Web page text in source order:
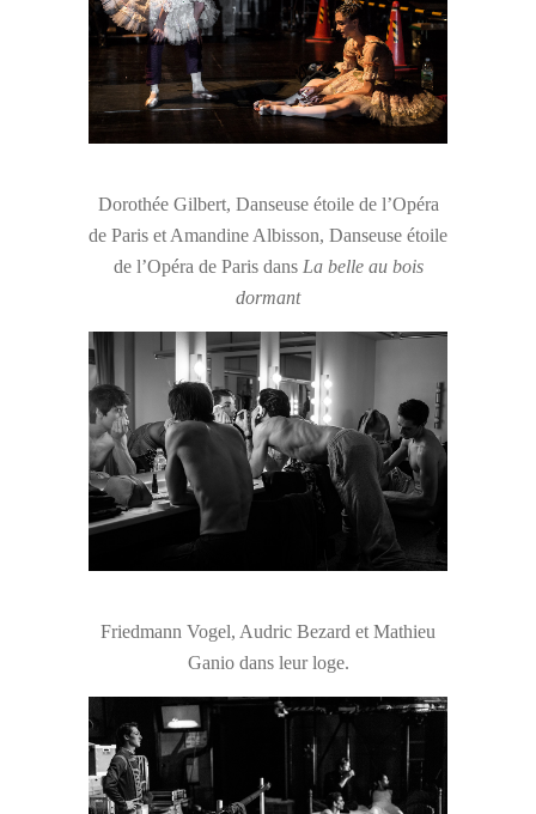
Dorothée Gilbert, Danseuse étoile de l’Opéra
de Paris et Amandine Albisson, Danseuse étoile
de l’Opéra de Paris dans La belle au bois
dormant
Friedmann Vogel, Audric Bezard et Mathieu
Ganio dans leur loge.